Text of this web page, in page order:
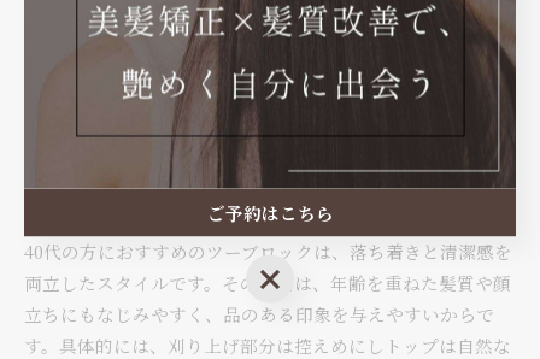
程よくすることで、派手すぎず大人らしい印象を作れるから
です。たとえば、トップを短くしすぎず少し長めに残すこと
で、スタイリングの幅も広がります。ビジネスシーンで浮か
ない、控えめながらも洗練されたツーブロックを目指すな
ら、ナチュラルなラインに仕上げることが大切です。
40代にもおすすめのビジネスツーブロックスタイル
40代の方におすすめのツーブロックは、落ち着きと清潔感を
両立したスタイルです。その理由は、年齢を重ねた髪質や顔
立ちにもなじみやすく、品のある印象を与えやすいからで
す。具体的には、刈り上げ部分は控えめにしトップは自然な
ご予約はこちら
ご予約はこちら